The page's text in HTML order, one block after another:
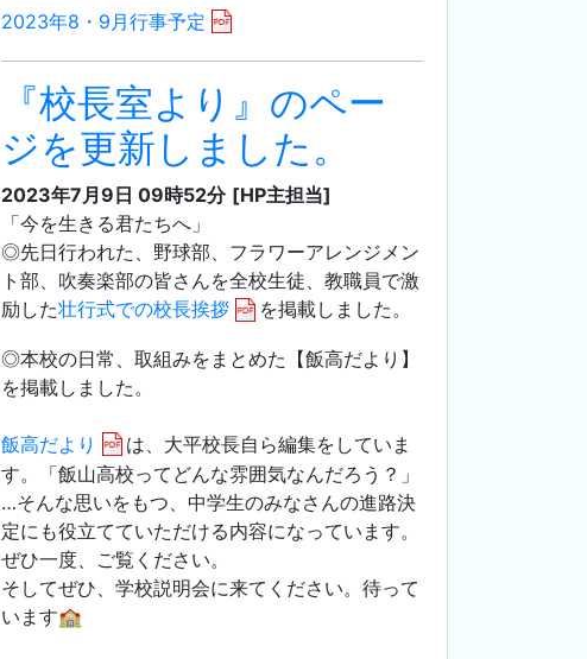
2023年8・9月行事予定
『校長室より』のペー
ジを更新しました。
2023年7月9日 09時52分 [HP主担当]
「今を生きる君たちへ」
◎先日行われた、野球部、フラワーアレンジメン
ト部、吹奏楽部の皆さんを全校生徒、教職員で激
励した壮行式での校長挨拶 を掲載しました。
◎本校の日常、取組みをまとめた【飯高だより】
を掲載しました。
飯高だより
は、大平校長自ら編集をしていま
す。「飯山高校ってどんな雰囲気なんだろう？」
…そんな思いをもつ、中学生のみなさんの進路決
定にも役立てていただける内容になっています。
ぜひ一度、ご覧ください。
そしてぜひ、学校説明会に来てください。待って
います🏫